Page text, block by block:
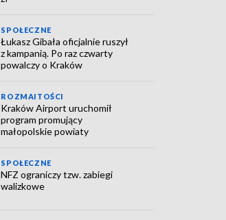
SPOŁECZNE
Łukasz Gibała oficjalnie ruszył
z kampanią. Po raz czwarty
powalczy o Kraków
ROZMAITOŚCI
Kraków Airport uruchomił
program promujący
małopolskie powiaty
SPOŁECZNE
NFZ ograniczy tzw. zabiegi
walizkowe